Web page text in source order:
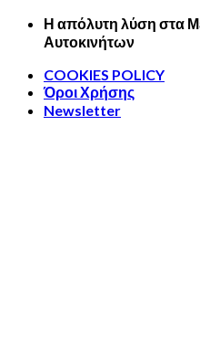
Skip
Η απόλυτη λύση στα
Αυτοκινήτων
COOKIES POLICY
Όροι Χρήσης
Newsletter